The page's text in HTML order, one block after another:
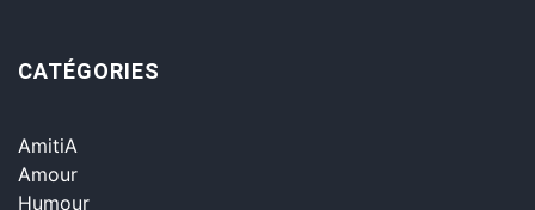
CATÉGORIES
AmitiA
Amour
Humour